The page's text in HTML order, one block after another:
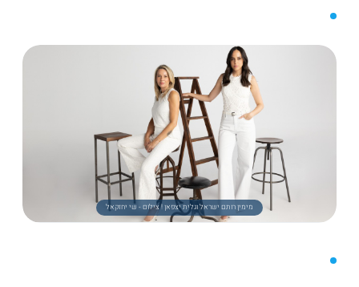
מימין רותם ישראל וגלית יצפאן ! צילום - שי יחזקאל